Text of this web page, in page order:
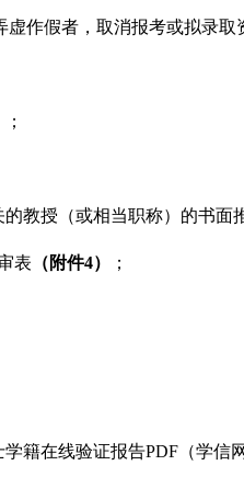
作假者，取消报考或拟录取
；
教授（或相当职称） 的书面
表 （附件4） ；
籍在线验证报告PDF（学信